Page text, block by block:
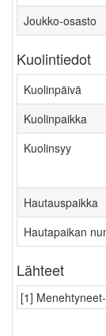
Joukko-osasto
Kuolintiedot
Kuolinpäivä
Kuolinpaikka
Kuolinsyy
Hautauspaikka
Hautapaikan
Lähteet
[1]